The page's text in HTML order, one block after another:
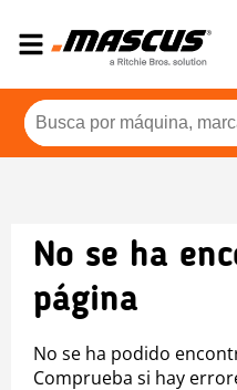
No se ha
página
No se ha podido
Comprueba si hay